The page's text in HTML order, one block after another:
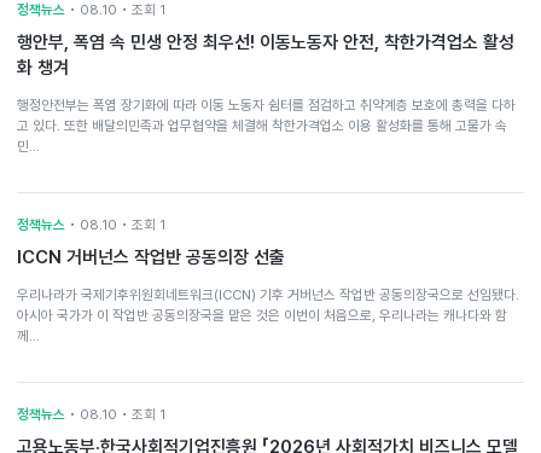
정책뉴스 • 08.10 • 조회 1
행안부, 폭염 속 민생 안정 최우선! 이동노동자 안전, 착한가격업소 활성
화 챙겨
행정안전부는 폭염 장기화에 따라 이동 노동자 쉼터를 점검하고 취약계층 보호에 총력을 다하
고 있다. 또한 배달의민족과 업무협약을 체결해 착한가격업소 이용 활성화를 통해 고물가 속
민…
정책뉴스 • 08.10 • 조회 1
ICCN 거버넌스 작업반 공동의장 선출
우리나라가 국제기후위원회네트워크(ICCN) 기후 거버넌스 작업반 공동의장국으로 선임됐다.
아시아 국가가 이 작업반 공동의장국을 맡은 것은 이번이 처음으로, 우리나라는 캐나다와 함
께…
정책뉴스 • 08.10 • 조회 1
고용노동부·한국사회적기업진흥원 「2026년 사회적가치 비즈니스 모델